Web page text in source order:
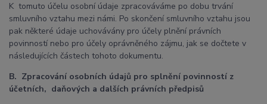
K tomuto účelu osobní údaje zpracováváme po dobu trvání
smluvního vztahu mezi námi. Po skončení smluvního vztahu jsou
pak některé údaje uchovávány pro účely plnění právních
povinností nebo pro účely oprávněného zájmu, jak se dočtete v
následujících částech tohoto dokumentu.
B. Zpracování osobních údajů pro splnění povinností z
účetních, daňových a dalších právních předpisů